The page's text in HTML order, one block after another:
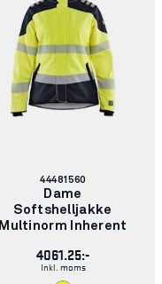
Varenummer:
44481560
Dame
Softshelljakke
Multinorm Inherent
4061.25:-
Inkl. moms